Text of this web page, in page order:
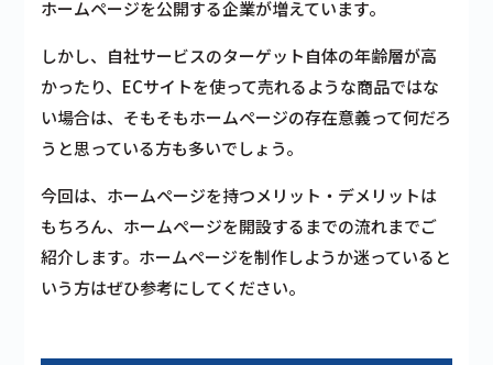
ホームページを公開する企業が増えています。
しかし、自社サービスのターゲット自体の年齢層が高
かったり、ECサイトを使って売れるような商品ではな
い場合は、 そもそもホームページの存在意義って何だろ
う と思っている方も多いでしょう。
今回は、ホームページを持つメリット・デメリットは
もちろん、ホームページを開設するまでの流れまでご
紹介します。 ホームページを制作しようか迷っていると
いう方はぜひ参考にしてください。